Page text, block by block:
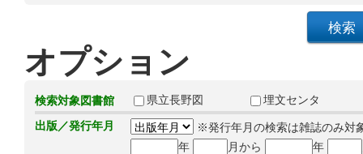
オプション
検索対象図書館 県立長野図
埋文センタ
出版／発行年月
※発行年月の検索は雑誌のみ対
年
月から 年